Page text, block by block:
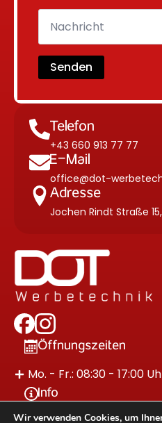
Senden
Telefon
+43 660 913 77 77
E-Mail
office@dot-
Adresse
Jochen Rindt Straße
Öffnungszeiten
Mo. - Fr.: 08:30 - 17:00
Info
Wir verwenden Cookies, um